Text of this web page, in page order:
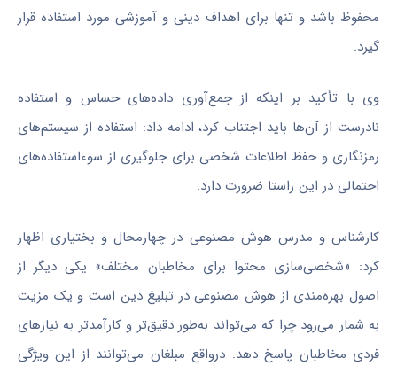
محفوظ باشد و تنها برای اهداف دینی و آموزشی مورد استفاده قرار
گیرد.
وی با تأکید بر اینکه از جمع‌آوری داده‌های حساس و استفاده
نادرست از آن‌ها باید اجتناب کرد، ادامه داد: استفاده از سیستم‌های
رمزنگاری و حفظ اطلاعات شخصی برای جلوگیری از سوءاستفاده‌های
احتمالی در این راستا ضرورت دارد.
کارشناس و مدرس هوش مصنوعی در چهارمحال و بختیاری اظهار
کرد: «شخصی‌سازی محتوا برای مخاطبان مختلف» یکی دیگر از
اصول بهره‌مندی از هوش مصنوعی در تبلیغ دین است و یک مزیت
به شمار می‌رود چرا که می‌تواند به‌طور دقیق‌تر و کارآمدتر به نیازهای
فردی مخاطبان پاسخ دهد. درواقع مبلغان می‌توانند از این ویژگی